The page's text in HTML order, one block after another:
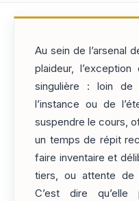
Au sein de l’arsenal
plaideur,
singulière : loin de
l’instance ou de
suspendre le cours,
un temps de répit
faire inventaire et
tiers, ou attente de
C’est dire